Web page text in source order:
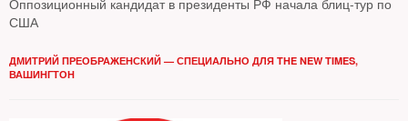
Оппозиционный кандидат в президенты РФ начала блиц-тур по
США
ДМИТРИЙ ПРЕОБРАЖЕНСКИЙ — СПЕЦИАЛЬНО ДЛЯ THE NEW TIMES,
ВАШИНГТОН